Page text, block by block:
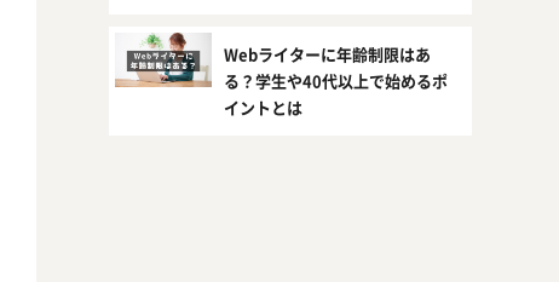
Webライターに年齢制限はあ
る？学生や40代以上で始めるポ
イントとは